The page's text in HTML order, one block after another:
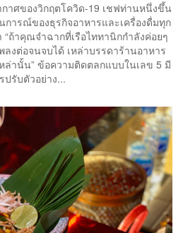
าศของวิกฤตโควิด-19 เชฟท่านหนึ่งขึ้น
การณ์ของธุรกิจอาหารและเครื่องดื่มทุก
“ถ้าคุณจำฉากที่เรือไททานิกกำลังค่อยๆ
ลงต่อจนจบได้ เหล่าบรรดาร้านอาหาร
านั้น” ข้อความติดตลกแบบในเลข 5 มี
รับตัวอย่าง...